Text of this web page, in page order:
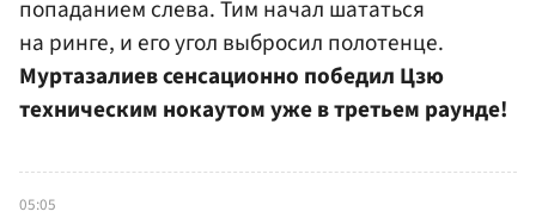
попаданием слева. Тим начал шататься
на ринге, и его угол выбросил полотенце.
Муртазалиев сенсационно победил Цзю
техническим нокаутом уже в третьем раунде!
05:05